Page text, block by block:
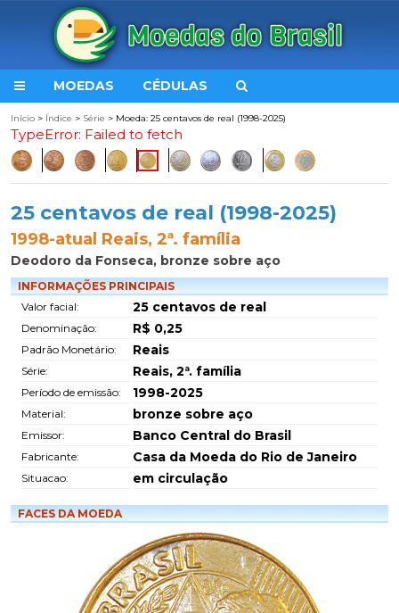
MOEDAS CÉDULAS
Início > Índice > Série > Moeda: 25 centavos de real (1998-2025)
TypeError: Failed to fetch
25 centavos de real (1998-2025)
1998-atual Reais, 2ª. família
Deodoro da Fonseca, bronze sobre aço
INFORMAÇÕES PRINCIPAIS
Valor facial:
25 centavos de real
Denominação: R$ 0,25
Padrão Monetário: Reais
Série: Reais, 2ª. família
Período de emissão: 1998-2025
Material: bronze sobre aço
Emissor: Banco Central do Brasil
Fabricante: Casa da Moeda do Rio de Janeiro
Situacao: em circulação
FACES DA MOEDA